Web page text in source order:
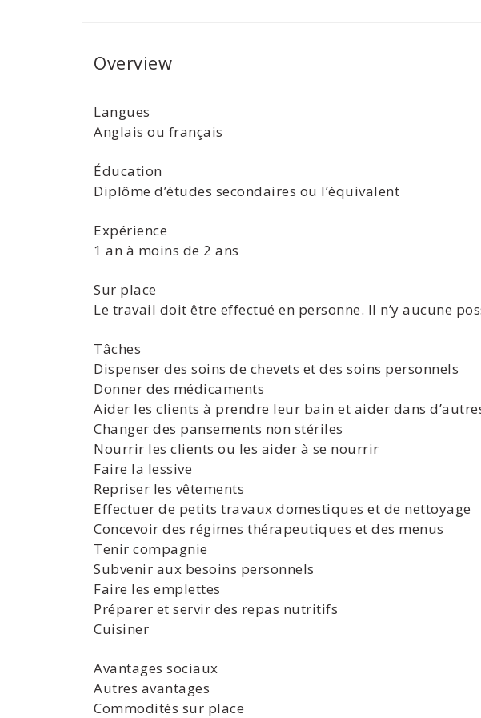
Overview
Langues
Anglais ou français
Éducation
Diplôme d’études secondaires ou l’équivalent
Expérience
1 an à moins de 2 ans
Sur place
Le travail doit être effectué en personne. Il n’y aucune
Tâches
Dispenser des soins de chevets et des soins personnels
Donner des médicaments
Aider les clients à prendre leur bain et aider dans
Changer des pansements non stériles
Nourrir les clients ou les aider à se nourrir
Faire la lessive
Repriser les vêtements
Effectuer de petits travaux domestiques et de nettoyage
Concevoir des régimes thérapeutiques et des menus
Tenir compagnie
Subvenir aux besoins personnels
Faire les emplettes
Préparer et servir des repas nutritifs
Cuisiner
Avantages sociaux
Autres avantages
Commodités sur place